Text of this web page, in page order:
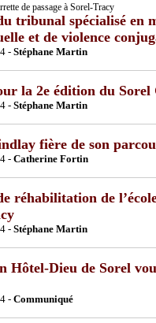
de passage à Sorel-Tracy
tribunal spécialisé en
et de violence
- Stéphane Martin
la 2e édition du Sorel
- Stéphane Martin
fière de son
- Catherine Fortin
réhabilitation de
- Stéphane Martin
Hôtel-Dieu de Sorel
- Communiqué